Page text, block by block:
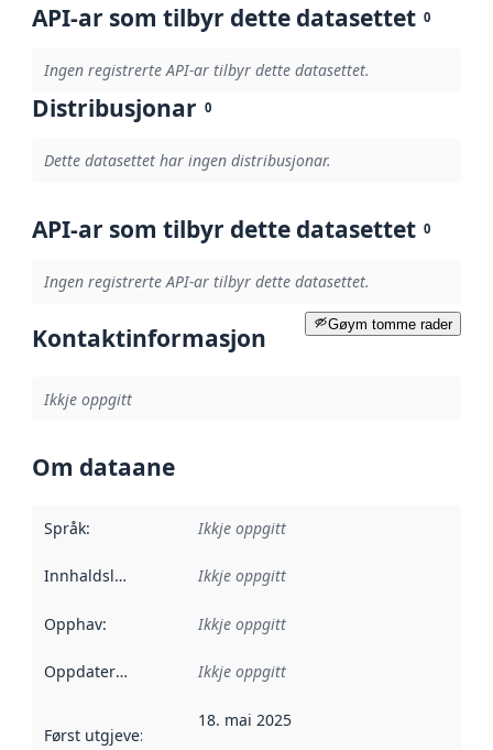
API-ar som tilbyr dette datasettet 0
Ingen registrerte API-ar tilbyr dette datasettet.
Distribusjonar 0
Dette datasettet har ingen distribusjonar.
API-ar som tilbyr dette datasettet 0
Ingen registrerte API-ar tilbyr dette datasettet.
Gøym tomme rader
Kontaktinformasjon
Ikkje oppgitt
Om dataane
Språk: Ikkje oppgitt
Innhaldsleverandørar :
Ikkje oppgitt
Opphav: Ikkje oppgitt
Oppdateringsfrekvens :
Ikkje oppgitt
Først utgjeve:
18. mai 2025